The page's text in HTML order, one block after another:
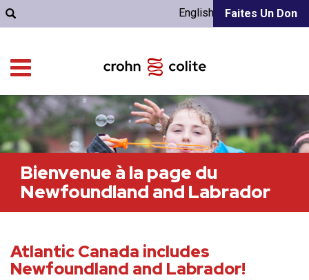
Faites Un Don
English
Bienvenue à la page du
Newfoundland and Labrador
Atlantic Canada includes
Newfoundland and Labrador!